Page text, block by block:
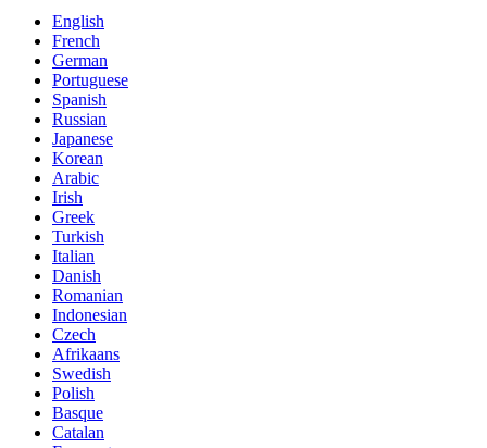
English
French
German
Portuguese
Spanish
Russian
Japanese
Korean
Arabic
Irish
Greek
Turkish
Italian
Danish
Romanian
Indonesian
Czech
Afrikaans
Swedish
Polish
Basque
Catalan